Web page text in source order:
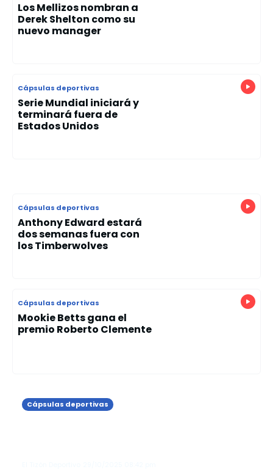
Los Mellizos nombran a
Derek Shelton como su
nuevo manager
Cápsulas deportivas
Serie Mundial iniciará y
terminará fuera de
Estados Unidos
Cápsulas deportivas
Anthony Edward estará
dos semanas fuera con
los Timberwolves
Cápsulas deportivas
Mookie Betts gana el
premio Roberto Clemente
Cápsulas deportivas